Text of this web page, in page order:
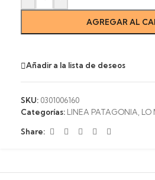
AGREGAR AL
Añadir a la lista de deseos
SKU: 0301006160
Categorías: LINEA PATAGONIA LO
Share: